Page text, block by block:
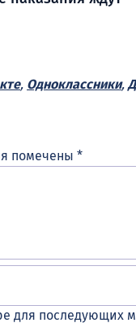
, Одноклассники,
помечены *
для последующих